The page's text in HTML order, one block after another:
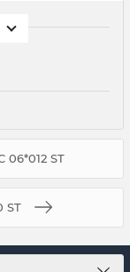
06*012 ST
ST